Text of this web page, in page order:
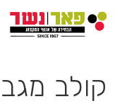
קולב